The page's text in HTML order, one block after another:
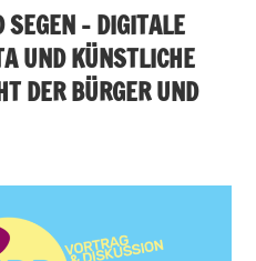
– DIGITALE
UND KÜNSTLICHE
DER BÜRGER UND